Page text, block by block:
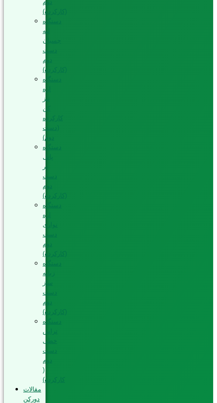
دوم
(کارکرده)
دستگاه
لبه
چسبان
دست
دوم
(کارکرده)
دستگاه
اره
تیز
کن
کارکرده
(دست
دوم)
دستگاه
پانل
بر
دست
دوم
(کارکرده)
دستگاه
اره
نواری
دست
دوم
(کارکرده)
دستگاه
زبانه
ساز
دست
دوم
(کارکرده)
دستگاه
تراش
خطی
دست
دوم
(
کارکرده)
مقالات
دورکن